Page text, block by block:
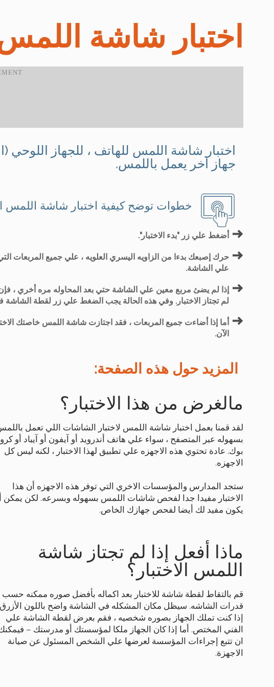
اختبار شاشة
اختبار شاشة اللمس للهاتف ، للجهاز اللوحي
جهاز آخر يعمل باللمس.
خطوات توضح كيفية اختبار شاشة اللمس
أضغط علي زر "بدء الاختبار".
حرك إصبعك بدءا من الزاويه اليسري العلويه ، علي جميع المربعات
علي الشاشة.
إذا لم يضئ مربع معين علي الشاشة حتي بعد المحاوله مره أخري ،
لم تجتاز الاختبار. وفي هذه الحالة يجب الضغط علي زر لقطة
أما إذا أضاءت جميع المربعات ، فقد اجتازت شاشة اللمس خاصتك
الآن.
المزيد حول هذه الصفحة:
مالغرض من هذا الاختبار؟
لقد قمنا بعمل اختبار شاشة اللمس لاختبار الشاشات اللي تعمل
بسهوله عبر المتصفح ، سواء علي هاتف أندرويد أو آيفون أو آيباد أو
بوك. عادة تحتوي هذه الاجهزه علي تطبيق لهذا الاختبار ، لكنه ليس كل
الاجهزه.
ستجد المدارس والمؤسسات الاخري التي توفر هذه الاجهزه أن هذا
الاختبار مفيدا جدا لفحص شاشات اللمس بسهوله وبسرعه. لكن يمكن
يكون مفيد لك أيضا لفحص جهازك الخاص.
ماذا أفعل إذا لم تجتاز شاشة
اللمس الاختبار؟
قم بالتقاط لقطة شاشة للاختبار بعد اكماله بأفضل صوره ممكنه حسب
قدرات الشاشه. سيظل مكان المشكله في الشاشة واضح باللون
إذا كنت تملك الجهاز بصوره شخصيه ، فقم بعرض لقطة الشاشة علي
الفني المختص. أما إذا كان الجهاز ملكا لمؤسستك أو مدرستك –
ان تتبع إجراءات المؤسسة لعرضها علي الشخص المسئول عن صيانة
الاجهزة.